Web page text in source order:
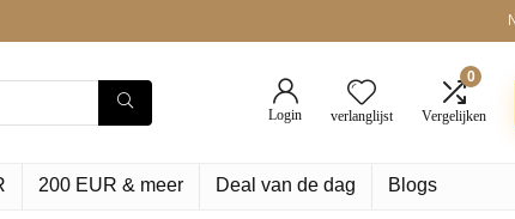
Login verlanglijst
0
Vergelijken
200 EUR & meer Deal van de dag Blogs